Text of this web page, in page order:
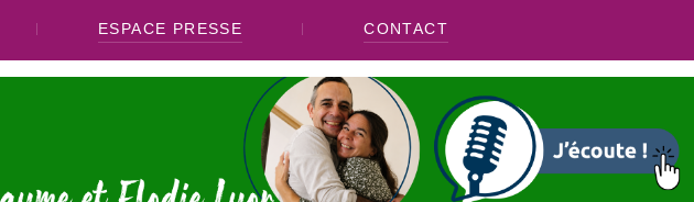
ESPACE PRESSE CONTACT